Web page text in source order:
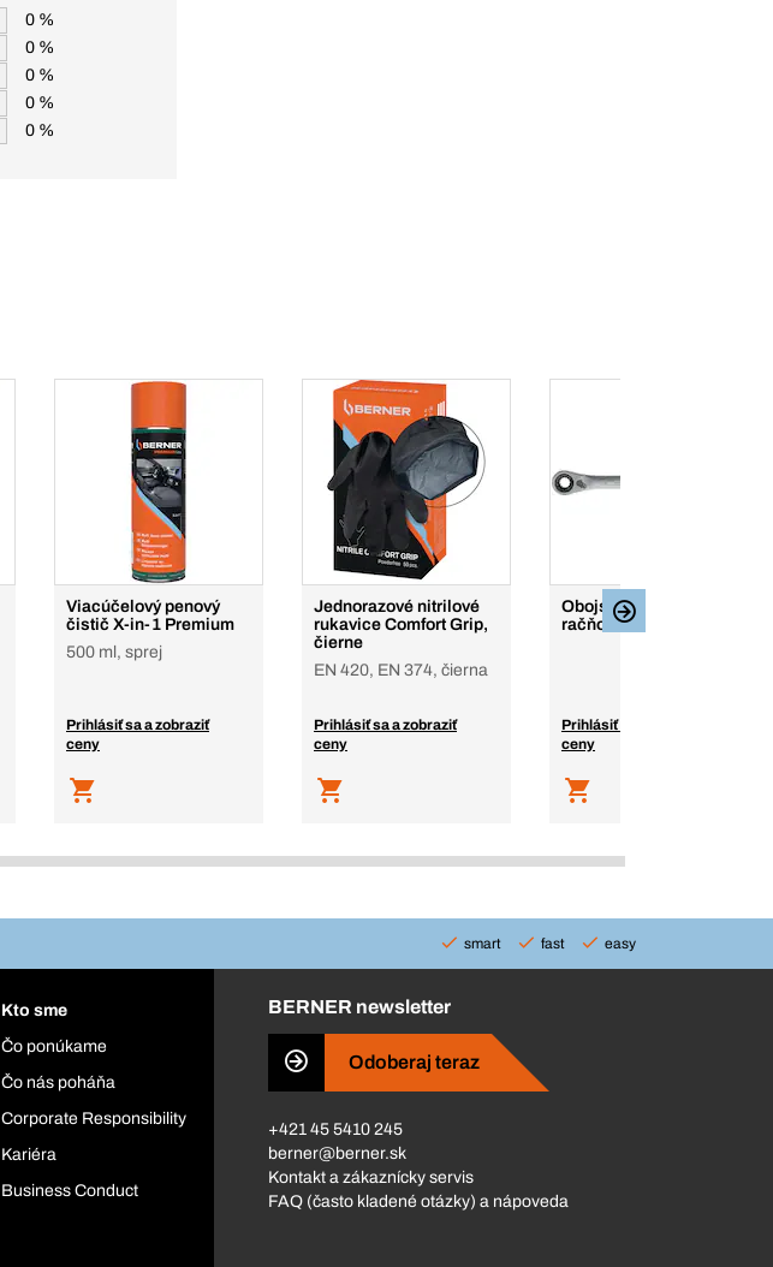
0 %
0 %
0 %
0 %
0 %
Viacúčelový penový
čistič X-in-1 Premium
500 ml, sprej
Prihlásiť sa a zobraziť
ceny
Jednorazové nitrilové
rukavice Comfort Grip,
čierne
EN 420, EN 374, čierna
Prihlásiť sa a zobraziť
ceny
Obojstranné očkové
račňové kľúče 4 v 1
Prihlásiť sa a zobraziť
ceny
smart fast easy
Kto sme
Čo ponúkame
Čo nás poháňa
Corporate Responsibility
Kariéra
Business Conduct
BERNER newsletter
Odoberaj teraz
+421 45 5410 245
berner@berner.sk
Kontakt a zákaznícky servis
FAQ (často kladené otázky) a nápoveda